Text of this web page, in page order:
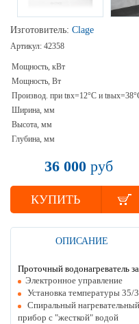
Изготовитель: Clage
Артикул: 42358
Мощность, кВт
Мощность, Вт
Производ. при tвх=12°С и
Ширина, мм
Высота, мм
Глубина, мм
36 000 руб
КУПИТЬ
ОПИСАНИЕ
Проточный водонагреватель
Электронное управление
Установка температуры 35/
Спиральный
прибор с "жесткой" водой